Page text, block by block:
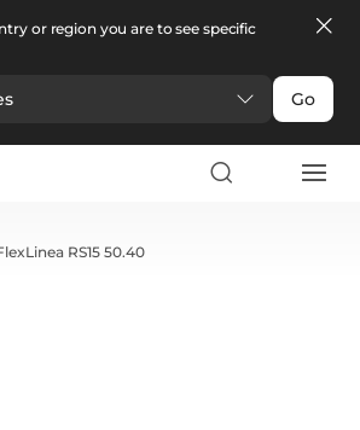
or region you are to see specific
Go
RS15 50.40